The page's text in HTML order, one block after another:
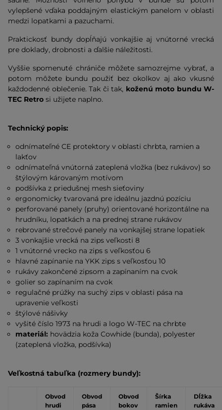
vylepšené vďaka poddajným elastickým panelom v oblasti
medzi lopatkami a pazuchami.
Praktickosť bundy dopĺňajú vonkajšie aj vnútorné vrecká
pre doklady, drobnosti a ďalšie náležitosti.
Vyššie spomenuté chrániče môžete samozrejme vybrať, a
potom môžete bundu použiť bez okolkov aj ako vkusné
každodenné oblečenie. Tak či tak, koženú moto bundu W-
TEC Retro si užijete naplno.
Technický popis:
odnímateľné CE protektory v oblasti chrbta, ramien a
lakťov
odnímateľná vnútorná zateplená vložka (bez rukávov) so
štýlovým károvaným motívom
podšívka z priedušnej mesh sieťoviny
ergonomicky tvarovaná pre ideálnu jazdnú pozíciu
perforované panely (pruhy) orientované horizontálne na
hrudníku, lopatkách a na prednej strane rukávov
rebrované strečové panely na vonkajšej strane lopatiek
3 vonkajšie vrecká na zips veľkosti 8
1 vnútorné vrecko na zips s veľkosťou 6
hlavné zapínanie na YKK zips s veľkosťou 10
rukávy zakončené zipsom a zapínaním na cvok
golier so zapínaním na cvok
regulačné prúžky na suchý zips v oblasti pása na
upravenie veľkosti
štýlové nášivky
vyšité číslo 1973 na hrudi a logo W-TEC na chrbte
materiál: hovädzia koža Cowhide (bunda), polyester
(zateplená vložka, podšívka)
Veľkostná tabuľka (rozmery bundy):
Obvod
hrudi
Obvod
pása
Obvod
bokov
Šírka
ramien
Dĺžka
rukáva